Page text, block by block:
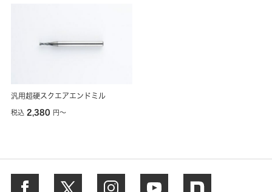
汎用超硬スクエアエンドミル
税込 2,380 円〜